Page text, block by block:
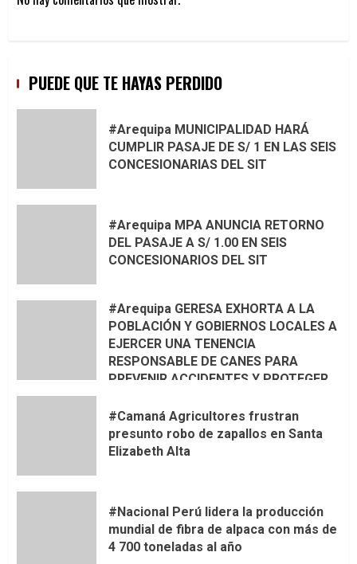
PUEDE QUE TE HAYAS PERDIDO
#Arequipa MUNICIPALIDAD HARÁ
CUMPLIR PASAJE DE S/ 1 EN LAS SEIS
CONCESIONARIAS DEL SIT
#Arequipa MPA ANUNCIA RETORNO
DEL PASAJE A S/ 1.00 EN SEIS
CONCESIONARIOS DEL SIT
#Arequipa GERESA EXHORTA A LA
POBLACIÓN Y GOBIERNOS LOCALES A
EJERCER UNA TENENCIA
RESPONSABLE DE CANES PARA
PREVENIR ACCIDENTES Y PROTEGER
#Camaná Agricultores frustran
presunto robo de zapallos en Santa
Elizabeth Alta
#Nacional Perú lidera la producción
mundial de fibra de alpaca con más de
4 700 toneladas al año